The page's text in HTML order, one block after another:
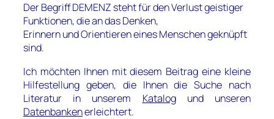
Der Begriff DEMENZ steht für den Verlust geistiger
Funktionen, die an das Denken,
Erinnern und Orientieren eines Menschen geknüpft
sind.
Ich möchten Ihnen mit diesem Beitrag eine kleine
Hilfestellung geben, die Ihnen die Suche nach
Literatur in unserem Katalogund unseren
Datenbankenerleichtert.